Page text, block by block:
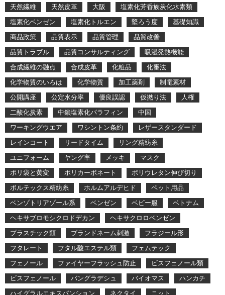
天然繊維
天然皮革 大阪
塩素化芳香族炭化水素類
塩素化ベンゼン
塩素化トルエン 堅ろう度
基礎知識
商品政策
品質表示 品質管理
品質改善
品質トラブル
品質コンサルティング
吸湿発熱機能
合成繊維の融点
合成皮革 化粧品
化審法
化学物質のいろは
化学物質 加工薬剤
制電素材
公開講座
公定水分率 優良誤認 仮撚り法
人権
二酸化炭素
中鎖塩素化パラフィン
中国
ワーキングウエア
ワシントン条約
レザースタンダード
レインコート
リードタイム
リング精紡糸
ユニフォーム
ヤング率 メッキ
マスク
ポリ袋と黄変
ポリカーボネート
ポリウレタン伸び切り
ボルテックス精紡糸
ホルムアルデヒド
ペット用品
ベンゾトリアゾール系
ベンゼン ベビー服
ベトナム
ヘキサブロモシクロドデカン
ヘキサクロロベンゼン
プラスチック類
ブランドネーム刺激
フラジール形
フタレート
フタル酸エステル類
フェムテック
フェノール
ファイヤーフラッシュ防止
ビスフェノール類
ビスフェノール
バングラデシュ バイオマス
ハンカチ